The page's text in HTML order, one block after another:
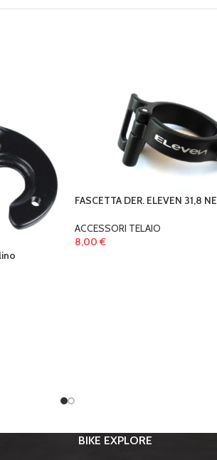
FASCETTA DER. ELEVEN 31,8
ACCESSORI TELAIO
8,00 €
BIKE EXPLORE